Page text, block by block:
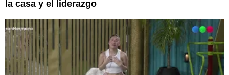
la casa y el liderazgo